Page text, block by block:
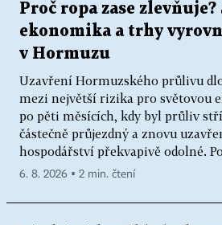
Proč ropa zase zlevňuje?
ekonomika a trhy
v Hormuzu
Uzavření Hormuzského průlivu
mezi největší rizika pro světovou
po pěti měsících, kdy byl průliv
částečně průjezdný a znovu
hospodářství překvapivě odolné.
6. 8. 2026 ▪ 2 min. čtení